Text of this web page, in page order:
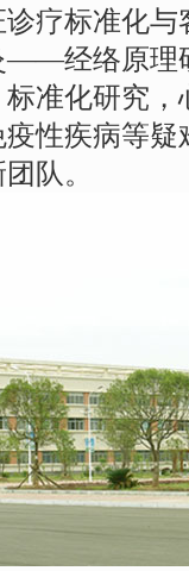
疗标准化
——经络原理
准化研究
性疾病等
队。